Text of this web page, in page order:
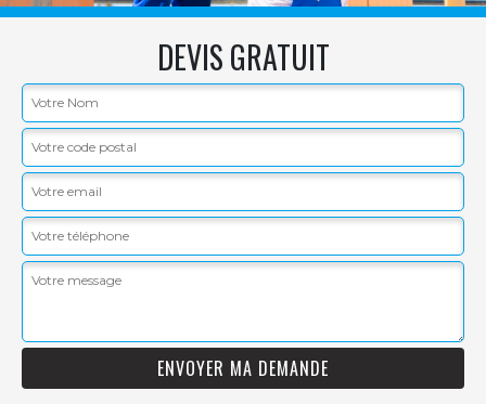
DEVIS GRATUIT